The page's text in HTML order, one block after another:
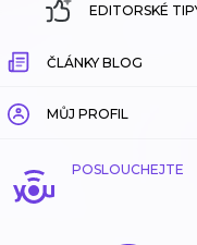
EDITORSKÉ
ČLÁNKY BLOG
MŮJ PROFIL
POSLOUCHEJTE